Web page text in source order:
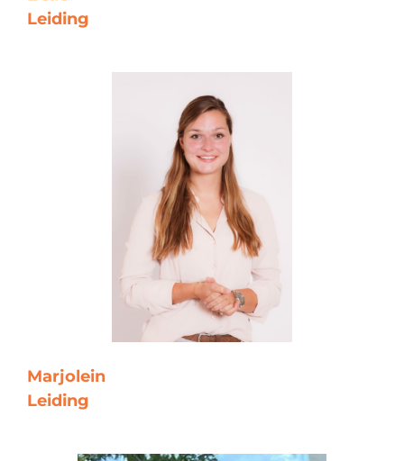
Leiding
Marjolein
Leiding